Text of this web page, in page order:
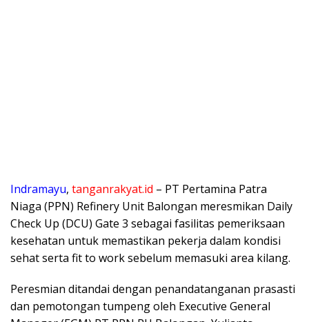
Indramayu, tanganrakyat.id – PT Pertamina Patra
Niaga (PPN) Refinery Unit Balongan meresmikan Daily
Check Up (DCU) Gate 3 sebagai fasilitas pemeriksaan
kesehatan untuk memastikan pekerja dalam kondisi
sehat serta fit to work sebelum memasuki area kilang.
Peresmian ditandai dengan penandatanganan prasasti
dan pemotongan tumpeng oleh Executive General